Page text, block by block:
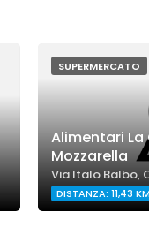
SUPERMERCATO
Alimentari La
Mozzarella
Via Italo Balbo,
DISTANZA: 11,43 KM